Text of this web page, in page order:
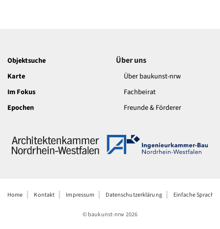
Objektsuche
Karte
Im Fokus
Epochen
Über uns
Über baukunst-nrw
Fachbeirat
Freunde & Förderer
Home Kontakt Impressum Datenschutzerklärung Einfache Sprache
© baukunst-nrw2026